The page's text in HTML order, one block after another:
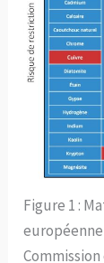
Figure 1 :